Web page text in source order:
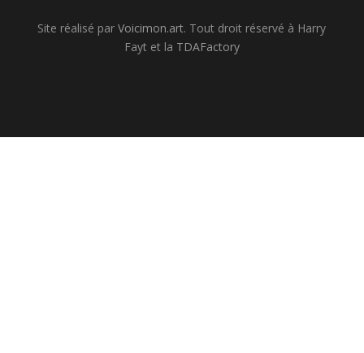
Site réalisé parVoicimon.art. Tout droit réservé à Harry
Fayt et la TDAFactory